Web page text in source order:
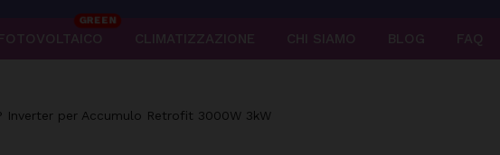
GREEN
CLIMATIZZAZIONE CHI SIAMO BLOG FAQ
Inverter per Accumulo Retrofit 3000W 3kW